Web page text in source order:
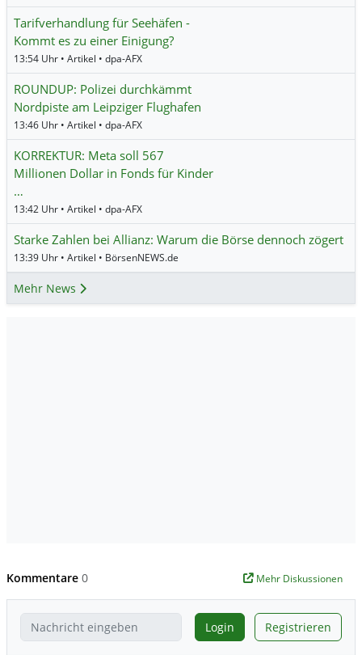
Tarifverhandlung für Seehäfen -
Kommt es zu einer Einigung?
13:54 Uhr • Artikel • dpa-AFX
ROUNDUP: Polizei durchkämmt
Nordpiste am Leipziger Flughafen
13:46 Uhr • Artikel • dpa-AFX
KORREKTUR: Meta soll 567
Millionen Dollar in Fonds für Kinder
…
13:42 Uhr • Artikel • dpa-AFX
Starke Zahlen bei Allianz: Warum die Börse dennoch zögert
13:39 Uhr • Artikel • BörsenNEWS.de
Mehr News
Kommentare 0 Mehr Diskussionen
Login Registrieren